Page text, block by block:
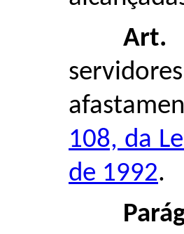
Art.
108, da
de 1992.